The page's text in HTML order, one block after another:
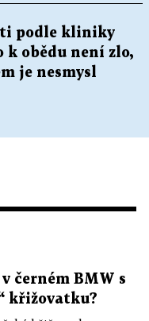
podle kliniky
k obědu není zlo,
je nesmysl
černém BMW s
křižovatku?